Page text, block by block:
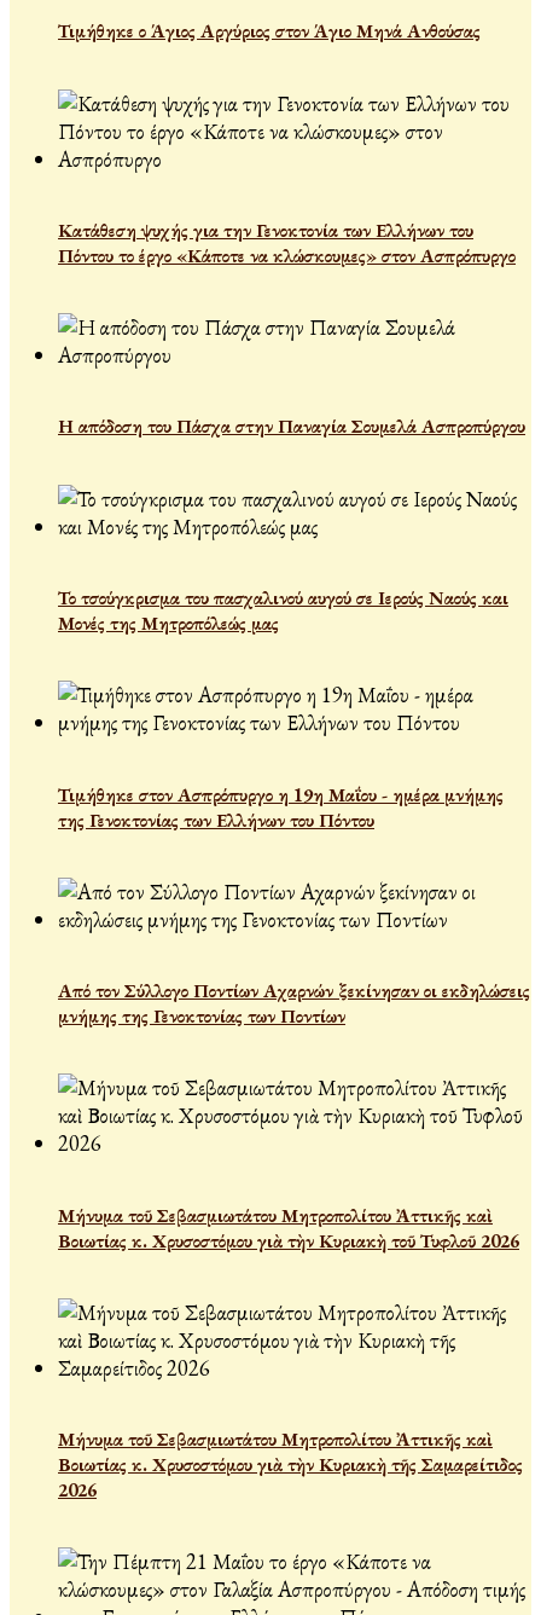
Τιμήθηκε ο Άγιος Αργύριος στον Άγιο Μηνά Ανθούσας
Κατάθεση ψυχής για την Γενοκτονία των Ελλήνων του
Πόντου το έργο «Κάποτε να κλώσκουμες» στον Ασπρόπυργο
Η απόδοση του Πάσχα στην Παναγία Σουμελά Ασπροπύργου
Το τσούγκρισμα του πασχαλινού αυγού σε Ιερούς Ναούς και
Μονές της Μητροπόλεώς μας
Τιμήθηκε στον Ασπρόπυργο η 19η Μαΐου - ημέρα μνήμης
της Γενοκτονίας των Ελλήνων του Πόντου
Από τον Σύλλογο Ποντίων Αχαρνών ξεκίνησαν οι εκδηλώσεις
μνήμης της Γενοκτονίας των Ποντίων
Μήνυμα τοῦ Σεβασμιωτάτου Μητροπολίτου Ἀττικῆς καὶ
Βοιωτίας κ. Χρυσοστόμου γιὰ τὴν Κυριακὴ τοῦ Τυφλοῦ 2026
Μήνυμα τοῦ Σεβασμιωτάτου Μητροπολίτου Ἀττικῆς καὶ
Βοιωτίας κ. Χρυσοστόμου γιὰ τὴν Κυριακὴ τῆς Σαμαρείτιδος
2026